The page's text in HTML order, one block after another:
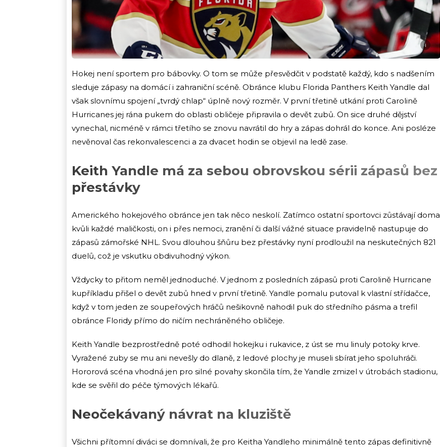
i
Hokej není sportem pro bábovky. O tom se může přesvědčit v podstatě každý, kdo s nadšením
sleduje zápasy na domácí i zahraniční scéně. Obránce klubu Florida Panthers Keith Yandle dal
však slovnímu spojení „tvrdý chlap“ úplně nový rozměr. V první třetině utkání proti Carolině
Hurricanes jej rána pukem do oblasti obličeje připravila o devět zubů. On sice druhé dějství
vynechal, nicméně v rámci třetího se znovu navrátil do hry a zápas dohrál do konce. Ani posléze
nevěnoval čas rekonvalescenci a za dvacet hodin se objevil na ledě zase.
Keith Yandle má za sebou obrovskou sérii zápasů bez
přestávky
Amerického hokejového obránce jen tak něco neskolí. Zatímco ostatní sportovci zůstávají doma
kvůli každé maličkosti, on i přes nemoci, zranění či další vážné situace pravidelně nastupuje do
zápasů zámořské NHL. Svou dlouhou šňůru bez přestávky nyní prodloužil na neskutečných 821
duelů, což je vskutku obdivuhodný výkon.
Vždycky to přitom neměl jednoduché. V jednom z posledních zápasů proti Carolině Hurricane
kupříkladu přišel o devět zubů hned v první třetině. Yandle pomalu putoval k vlastní střídačce,
když v tom jeden ze soupeřových hráčů nešikovně nahodil puk do středního pásma a trefil
obránce Floridy přímo do ničím nechráněného obličeje.
Keith Yandle bezprostředně poté odhodil hokejku i rukavice, z úst se mu linuly potoky krve.
Vyražené zuby se mu ani nevešly do dlaně, z ledové plochy je museli sbírat jeho spoluhráči.
Hororová scéna vhodná jen pro silné povahy skončila tím, že Yandle zmizel v útrobách stadionu,
kde se svěřil do péče týmových lékařů.
Neočekávaný návrat na kluziště
Všichni přítomní diváci se domnívali, že pro Keitha Yandleho minimálně tento zápas definitivně